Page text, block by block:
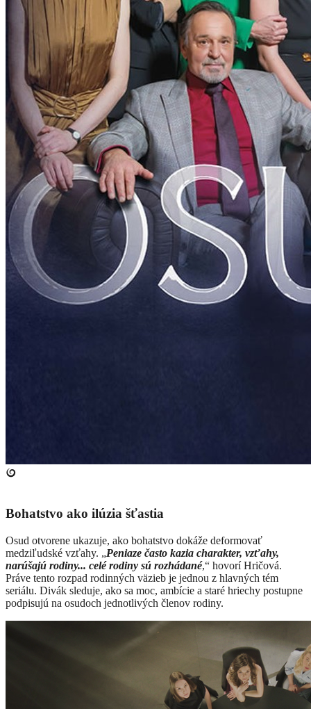
Bohatstvo ako ilúzia šťastia
Osud otvorene ukazuje, ako bohatstvo dokáže deformovať
medziľudské vzťahy. „Peniaze často kazia charakter, vzťahy,
narúšajú rodiny... celé rodiny sú rozhádané,“ hovorí Hričová.
Práve tento rozpad rodinných väzieb je jednou z hlavných tém
seriálu. Divák sleduje, ako sa moc, ambície a staré hriechy postupne
podpisujú na osudoch jednotlivých členov rodiny.